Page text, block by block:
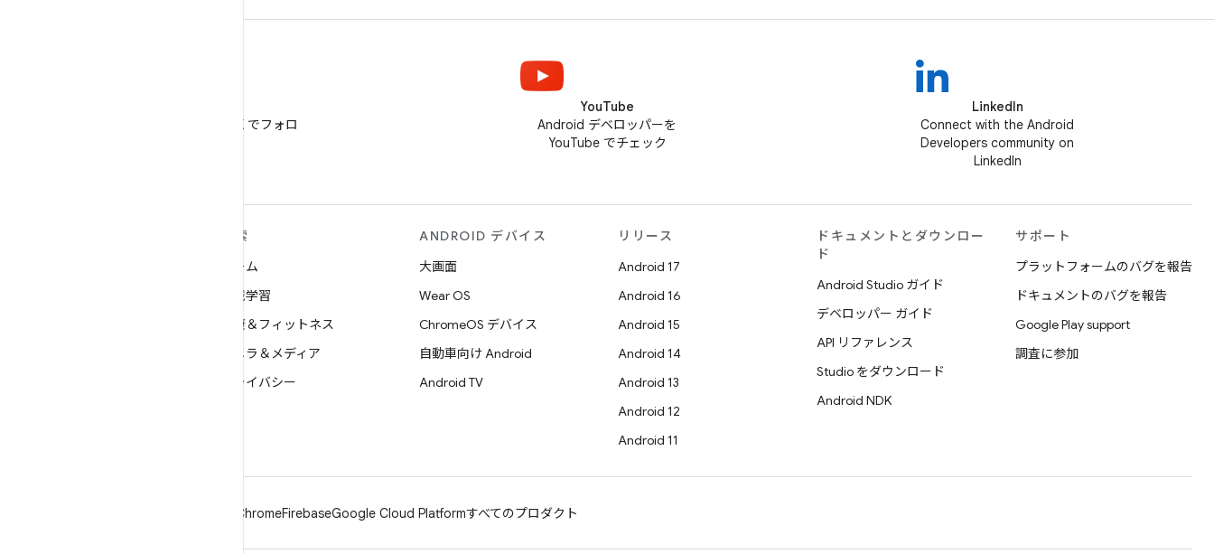
@AndroidDev を X でフォロ
YouTube
Android デベロッパーを
YouTube でチェック
LinkedIn
Connect with the Android
Developers community on
LinkedIn
探索
ゲーム
機械学習
健康＆フィットネス
カメラ＆メディア
プライバシー
ANDROID デバイス
大画面
Wear OS
ChromeOS デバイス
自動車向け Android
Android TV
リリース
Android 17
Android 16
Android 15
Android 14
Android 13
Android 12
Android 11
ドキュメントとダウンロー
ド
Android Studio ガイド
デベロッパー ガイド
API リファレンス
Studio をダウンロード
Android NDK
サポート
プラットフォームのバグを報告
ドキュメントのバグを報告
Google Play support
調査に参加
ChromeFirebaseGoogle Cloud Platformすべてのプロダクト